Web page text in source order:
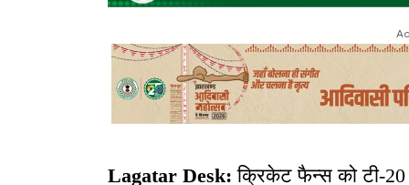
Lagatar Desk: क्रिकेट फैन्स को टी-